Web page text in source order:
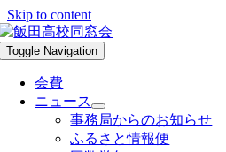
Skip to content
Toggle Navigation
会費
ニュース
事務局からのお知らせ
ふるさと情報便